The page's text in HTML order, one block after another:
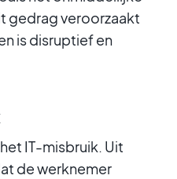
gedrag veroorzaakt
is disruptief en
IT-misbruik. Uit
de werknemer